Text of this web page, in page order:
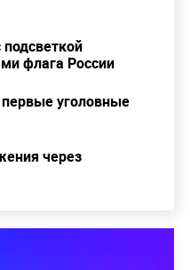
флага России
уголовные
через